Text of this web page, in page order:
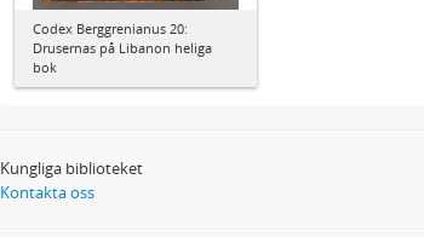
Codex Berggrenianus 20:
Drusernas på Libanon heliga
bok
Kungliga biblioteket
Kontakta oss